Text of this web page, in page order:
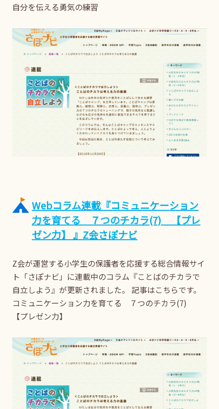
自分を伝える勇気の練習
Webコラム連載『コミュニケーション
力を育てる ７つのチカラ(7) 【プレ
ゼン力】 』Z会さぽナビ
Z会が運営する小学生の保護者を応援する総合情報サイ
ト「さぽナビ」に連載中のコラム『ことばのチカラで
自立しよう』が更新されました。 記事はこちらです。
コミュニケーション力を育てる ７つのチカラ(7)
【プレゼン力】